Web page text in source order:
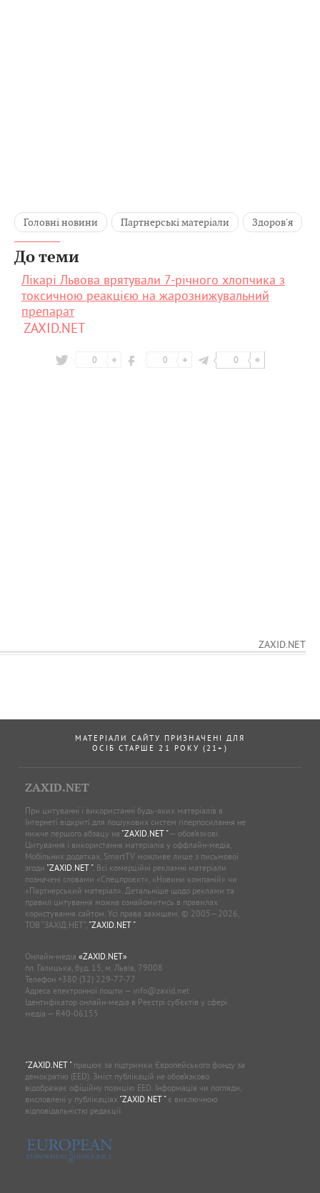
Головні новини Партнерські матеріали Здоров'я
До теми
Лікарі Львова врятували 7-річного хлопчика з
токсичною реакцією на жарознижувальний
препарат
ZAXID.NET
0 0 0
ZAXID.NET
МАТЕРІАЛИ САЙТУ ПРИЗНАЧЕНІ ДЛЯ
ОСІБ СТАРШЕ 21 РОКУ (21+)
ZAXID.NET
При цитуванні і використанні будь-яких матеріалів в
Інтернеті відкриті для пошукових систем гіперпосилання не
нижче першого абзацу на "ZAXID.NET "— обов’язкові.
Цитування і використання матеріалів у оффлайн-медіа,
Мобільних додатках, SmartTV можливе лише з письмової
згоди "ZAXID.NET ". Всі комерційні рекламні матеріали
позначені словами «Спецпроєкт», «Новини компаній» чи
«Партнерський матеріал». Детальніше щодо реклами та
правил цитування можна ознайомитись в правилах
користування сайтом. Усі права захищені. © 2005—2026,
ТОВ “ЗАХІД.НЕТ”, "ZAXID.NET ".
Онлайн-медіа «ZAXID.NET»
пл. Галицька, буд. 15, м. Львів, 79008
Телефон +380 (32) 229-77-77
Адреса електронної пошти — info@zaxid.net
Ідентифікатор онлайн-медіа в Реєстрі суб'єктів у сфері
медіа — R40-06155
"ZAXID.NET "працює за підтримки Європейського фонду за
демократію (EED). Зміст публікацій не обов’язково
відображає офіційну позицію EED. Інформація чи погляди,
висловлені у публікаціях "ZAXID.NET "є виключною
відповідальністю редакції.